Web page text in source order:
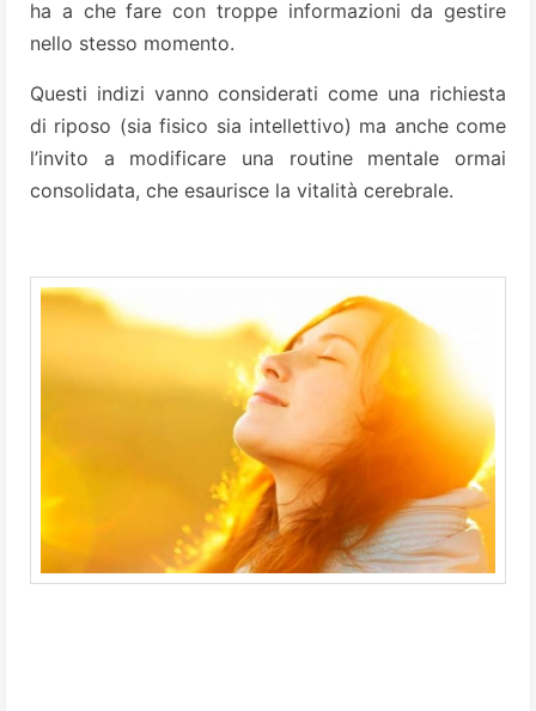
ha a che fare con troppe informazioni da gestire
nello stesso momento.
Questi indizi vanno considerati come una richiesta
di riposo (sia fisico sia intellettivo) ma anche come
l’invito a modificare una routine mentale ormai
consolidata, che esaurisce la vitalità cerebrale.